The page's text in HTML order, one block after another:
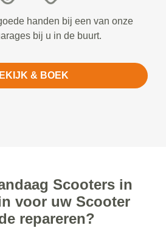
handen bij een van onze
bij u in de buurt.
& BOEK
Scooters in
voor uw Scooter
repareren?